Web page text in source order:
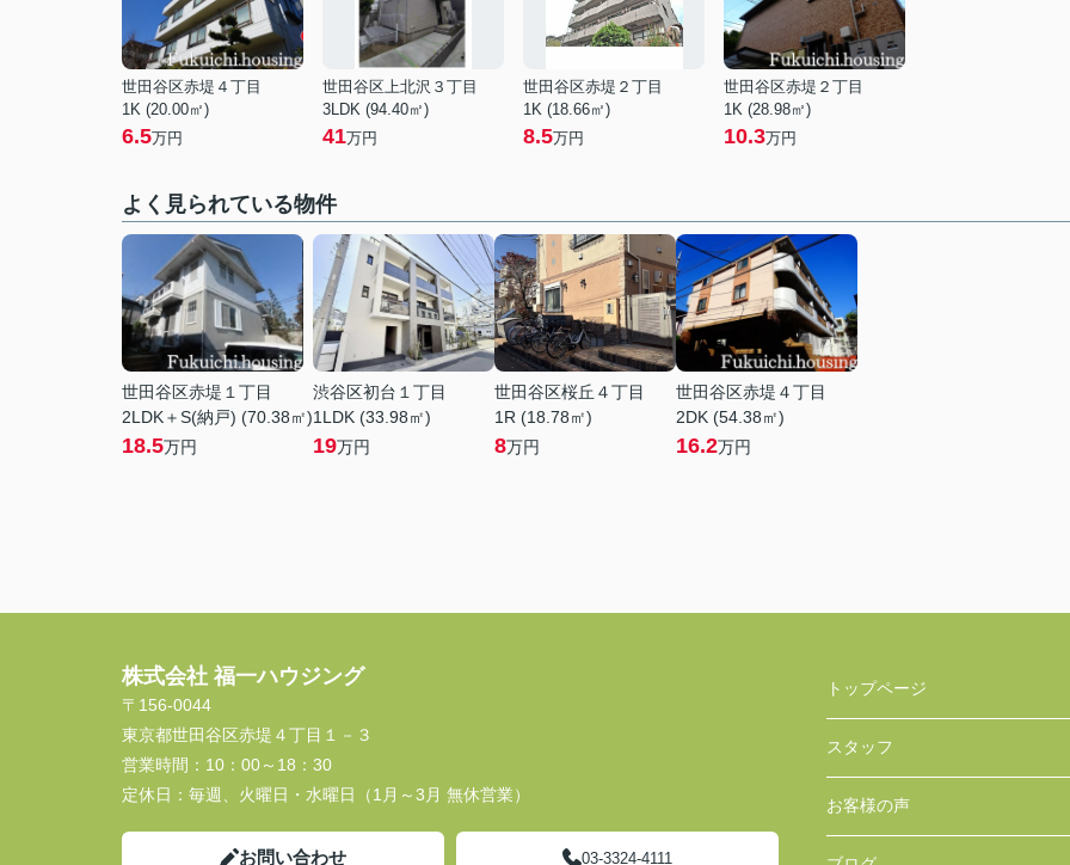
世田谷区赤堤４丁目
1K (20.00㎡)
6.5万円
世田谷区上北沢３丁目
3LDK (94.40㎡)
41万円
世田谷区赤堤２丁目
1K (18.66㎡)
8.5万円
世田谷区赤堤２丁目
1K (28.98㎡)
10.3万円
よく見られている物件
世田谷区赤堤１丁目
2LDK＋S(納戸) (70.38㎡)
18.5万円
渋谷区初台１丁目
1LDK (33.98㎡)
19万円
世田谷区桜丘４丁目
1R (18.78㎡)
8万円
世田谷区赤堤４丁目
2DK (54.38㎡)
16.2万円
株式会社 福一ハウジング
〒156-0044
東京都世田谷区赤堤４丁目１－３
営業時間： 10：00～18：30
定休日： 毎週、火曜日・水曜日（1月～3月 無休営業）
お問い合わせ 03-3324-4111
トップページ
スタッフ
お客様の声